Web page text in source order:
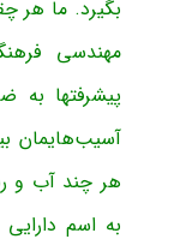
بگیرد. ما هر
مهندسی
پیشرفتها به
آسیب‌هایمان
هر چند آب و
به اسم